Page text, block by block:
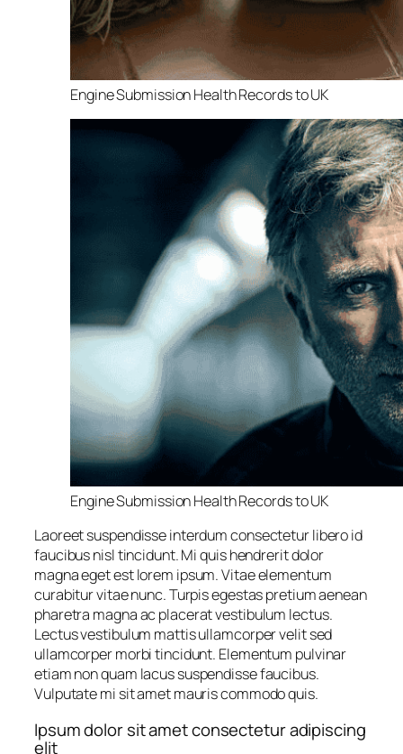
Engine Submission Health Records to UK
Engine Submission Health Records to UK
Laoreet suspendisse interdum consectetur libero id
faucibus nisl tincidunt. Mi quis hendrerit dolor
magna eget est lorem ipsum. Vitae elementum
curabitur vitae nunc. Turpis egestas pretium aenean
pharetra magna ac placerat vestibulum lectus.
Lectus vestibulum mattis ullamcorper velit sed
ullamcorper morbi tincidunt. Elementum pulvinar
etiam non quam lacus suspendisse faucibus.
Vulputate mi sit amet mauris commodo quis.
Ipsum dolor sit amet consectetur adipiscing
elit